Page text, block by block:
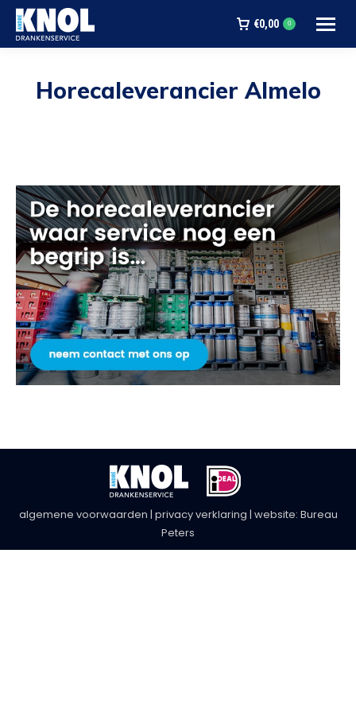
€0,00 0
Horecaleverancier Almelo
algemene voorwaarden | privacy verklaring | website: Bureau
Peters